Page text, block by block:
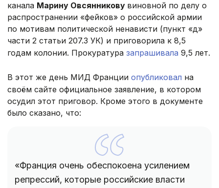
канала Марину Овсянникову виновной по делу о
распространении «фейков» о российской армии
по мотивам политической ненависти (пункт «д»
части 2 статьи 207.3 УК) и приговорила к 8,5
годам колонии. Прокуратура запрашивала 9,5 лет.
В этот же день МИД Франции опубликовал на
своём сайте официальное заявление, в котором
осудил этот приговор. Кроме этого в документе
было сказано, что:
«Франция очень обеспокоена усилением
репрессий, которые российские власти